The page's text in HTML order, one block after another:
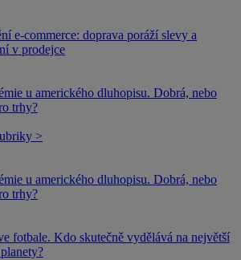
e-commerce: doprava poráží slevy a
v prodejce
u amerického dluhopisu. Dobrá, nebo
trhy?
>
u amerického dluhopisu. Dobrá, nebo
trhy?
fotbale. Kdo skutečně vydělává na největší